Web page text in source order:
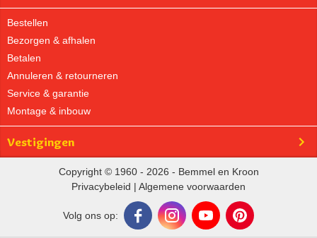
Bestellen
Bezorgen & afhalen
Betalen
Annuleren & retourneren
Service & garantie
Montage & inbouw
Vestigingen
Copyright © 1960 - 2026 - Bemmel en Kroon
Privacybeleid | Algemene voorwaarden
Volg ons op: